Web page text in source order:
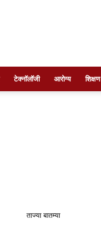
टेक्नॉलॉजी आरोग्य शिक्षण
ताज्या बातम्या